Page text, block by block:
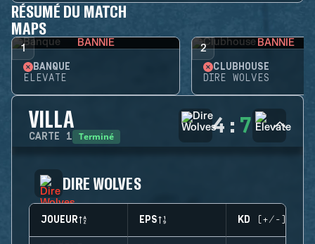
RÉSUMÉ DU MATCH
MAPS
1 BANNIE
BANQUE
ELEVATE
2 BANNIE
CLUBHOUSE
DIRE WOLVES
VILLA
CARTE 1 Terminé 4 : 7
DIRE WOLVES
JOUEUR EPS KD (+/-)